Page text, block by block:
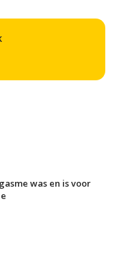
was en is voor